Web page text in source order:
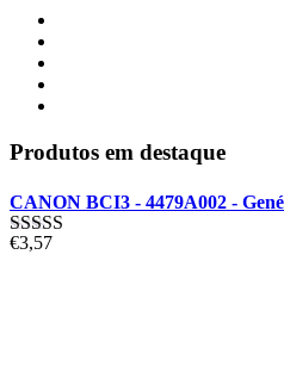
Produtos em destaque
CANON BCI3 - 4479A002 -
Avaliação
€3,57